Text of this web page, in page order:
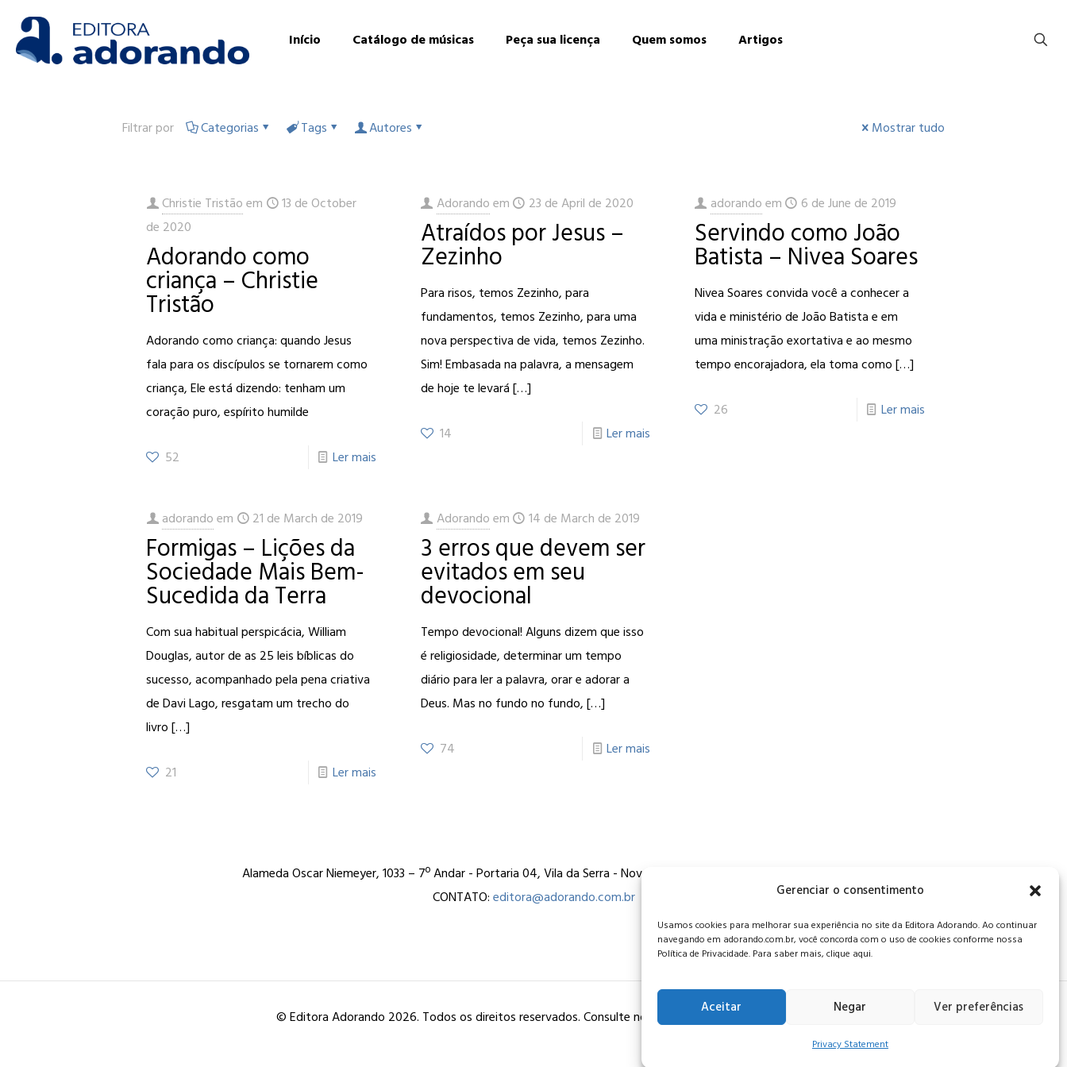
Gerenciar o consentimento
Usamos cookies para melhorar sua experiência no site da Editora Adorando. Ao continuar
navegando em adorando.com.br, você concorda com o uso de cookies conforme nossa
Política de Privacidade. Para saber mais, clique aqui.
Aceitar Negar Ver preferências
Privacy Statement
Início Catálogo de músicas Peça sua licença Quem somos Artigos
Filtrar por Categorias Tags Autores Mostrar tudo
Christie Tristão em
13 de October
de 2020
Adorando como
criança – Christie
Tristão
Adorando como criança: quando Jesus
fala para os discípulos se tornarem como
criança, Ele está dizendo: tenham um
coração puro, espírito humilde
52 Ler mais
Adorandoem 23 de April de 2020
Atraídos por Jesus –
Zezinho
Para risos, temos Zezinho, para
fundamentos, temos Zezinho, para uma
nova perspectiva de vida, temos Zezinho.
Sim! Embasada na palavra, a mensagem
de hoje te levará[…]
14 Ler mais
adorandoem 6 de June de 2019
Servindo como João
Batista – Nivea Soares
Nivea Soares convida você a conhecer a
vida e ministério de João Batista e em
uma ministração exortativa e ao mesmo
tempo encorajadora, ela toma como[…]
26 Ler mais
adorando em 21 de March de 2019
Formigas – Lições da
Sociedade Mais Bem-
Sucedida da Terra
Com sua habitual perspicácia, William
Douglas, autor de as 25 leis bíblicas do
sucesso, acompanhado pela pena criativa
de Davi Lago, resgatam um trecho do
livro[…]
21 Ler mais
Adorandoem 14 de March de 2019
3 erros que devem ser
evitados em seu
devocional
Tempo devocional! Alguns dizem que isso
é religiosidade, determinar um tempo
diário para ler a palavra, orar e adorar a
Deus. Mas no fundo no fundo,[…]
74 Ler mais
Alameda Oscar Niemeyer, 1033 – 7º Andar - Portaria 04, Vila da Serra - Nova Lima/MG, CEP: 34006-065 - MG
CONTATO:editora@adorando.com.br
© Editora Adorando 2026. Todos os direitos reservados. Consulte nossa política de privacidade